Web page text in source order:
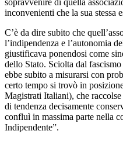
inconvenienti che la sua stessa
C’è da dire subito che
l’indipendenza e l’autonomia
giustificava ponendosi come
dello Stato. Sciolta dal
ebbe subito a misurarsi con
certo tempo si trovò in
Magistrati Italiani), che
di tendenza decisamente
confluì in massima parte nella
Indipendente”.